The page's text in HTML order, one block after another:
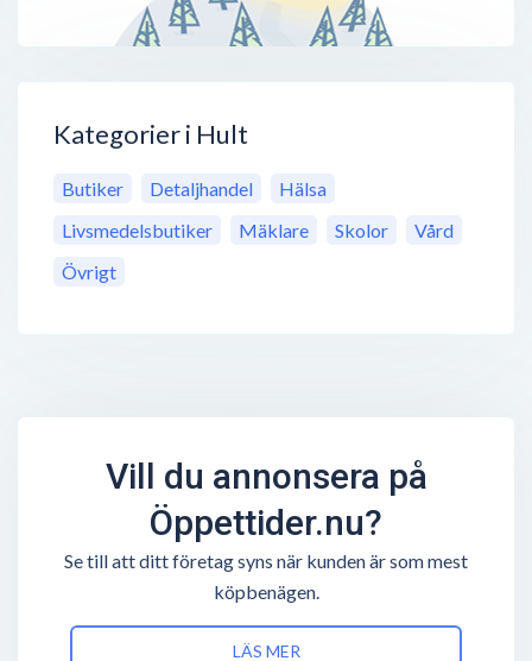
Kategorier i Hult
Butiker Detaljhandel
Hälsa
Livsmedelsbutiker
Mäklare Skolor
Vård
Övrigt
Vill du annonsera på
Öppettider.nu?
Se till att ditt företag syns när kunden är som mest
köpbenägen.
LÄS MER